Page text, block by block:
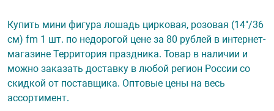
Купить мини фигура лошадь цирковая, розовая (14"/36
см) fm 1 шт. по недорогой цене за 80 рублей в интернет-
магазине Территория праздника. Товар в наличии и
можно заказать доставку в любой регион России со
скидкой от поставщика. Оптовые цены на весь
ассортимент.